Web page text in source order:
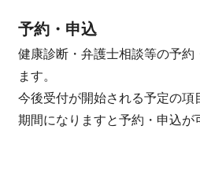
予約・申込
健康診断・弁護士相談等の予約
ます。
今後受付が開始される予定の項
期間になりますと予約・申込が